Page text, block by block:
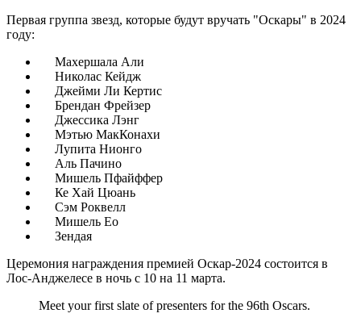
Первая группа звезд, которые будут вручать "Оскары" в 2024
году:
Махершала Али
Николас Кейдж
Джейми Ли Кертис
Брендан Фрейзер
Джессика Лэнг
Мэтью МакКонахи
Лупита Нионго
Аль Пачино
Мишель Пфайффер
Ке Хай Цюань
Сэм Роквелл
Мишель Ео
Зендая
Церемония награждения премией Оскар-2024 состоится в
Лос-Анджелесе в ночь с 10 на 11 марта.
Meet your first slate of presenters for the 96th Oscars.